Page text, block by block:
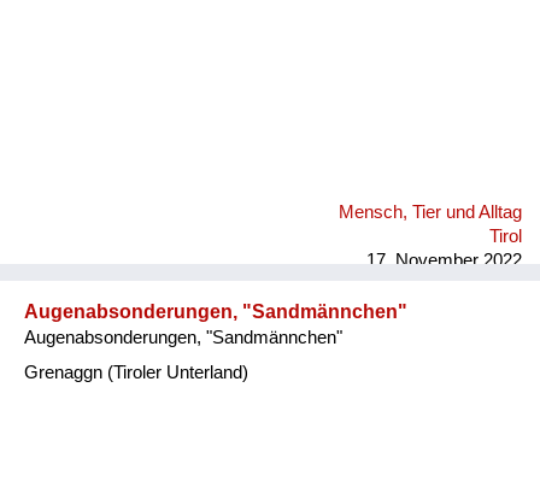
Mensch, Tier und Alltag
Tirol
17. November 2022
Augenabsonderungen, "Sandmännchen"
Augenabsonderungen, "Sandmännchen"
Grenaggn (Tiroler Unterland)